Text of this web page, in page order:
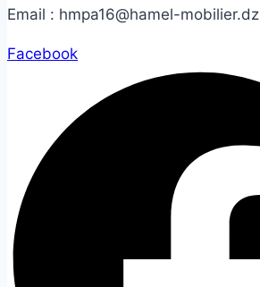
Email : hmpa16@hamel-mobilier.dz
Facebook